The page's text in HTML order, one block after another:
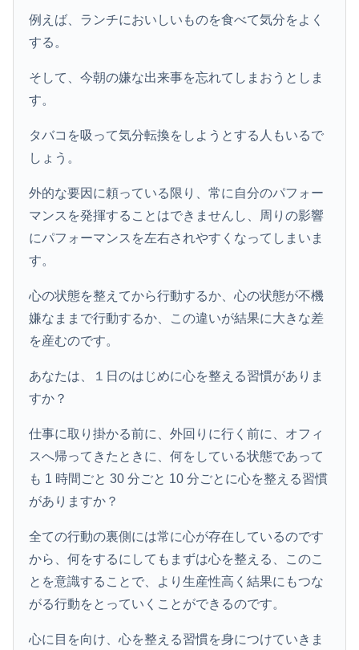
例えば、ランチにおいしいものを食べて気分をよく
する。
そして、今朝の嫌な出来事を忘れてしまおうとしま
す。
タバコを吸って気分転換をしようとする人もいるで
しょう。
外的な要因に頼っている限り、常に自分のパフォー
マンスを発揮することはできませんし、周りの影響
にパフォーマンスを左右されやすくなってしまいま
す。
心の状態を整えてから行動するか、心の状態が不機
嫌なままで行動するか、この違いが結果に大きな差
を産むのです。
あなたは、１日のはじめに心を整える習慣がありま
すか？
仕事に取り掛かる前に、外回りに行く前に、オフィ
スへ帰ってきたときに、何をしている状態であって
も 1 時間ごと 30 分ごと 10 分ごとに心を整える習慣
がありますか？
全ての行動の裏側には常に心が存在しているのです
から、何をするにしてもまずは心を整える、このこ
とを意識することで、より生産性高く結果にもつな
がる行動をとっていくことができるのです。
心に目を向け、心を整える習慣を身につけていきま